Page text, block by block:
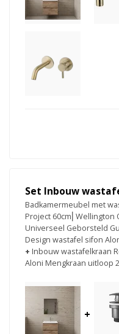
Set Inbouw
Badkamermeubel met
Project 60cm⎢Wellington
Universeel Geborsteld
Design wastafel sifon
+ Inbouw wastafelkraan
Aloni Mengkraan uitloop
+